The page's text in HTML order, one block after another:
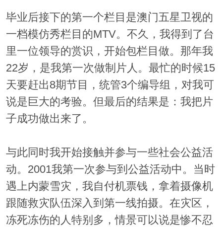
毕业后接下的第一个栏目是澳门五星卫视的
一档模仿秀栏目的MTV。不久，我得到了台
里一位领导的赏识，开始包栏目做。那年我
22岁，是我第一次做制片人。最忙的时候15
天要赶出8期节目，统管3个编导组，对我可
说是巨大的考验。但最后的结果是：我把片
子成功做出来了。
与此同时我开始接触并参与一些社会公益活
动。2001我第一次参与到公益活动中。当时
遇上内蒙雪灾，我自付机票钱，拿着摄像机
跟随救灾队伍深入到第一线拍摄。在灾区，
冻死冻伤的人特别多，情景可以说是惨不忍